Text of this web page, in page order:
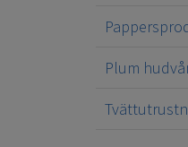
Plum